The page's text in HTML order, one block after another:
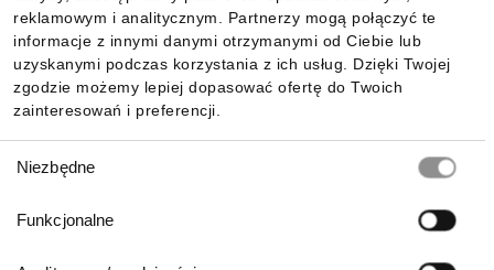
reklamowym i analitycznym. Partnerzy mogą połączyć te
informacje z innymi danymi otrzymanymi od Ciebie lub
uzyskanymi podczas korzystania z ich usług. Dzięki Twojej
zgodzie możemy lepiej dopasować ofertę do Twoich
zainteresowań i preferencji.
zgody
Niezbędne
Funkcjonalne
Pobierz naszą aplikację mobilną: